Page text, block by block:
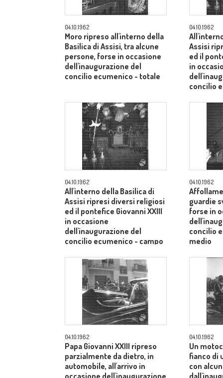
04.10.1962
Moro ripreso all'interno della
Basilica di Assisi, tra alcune
persone, forse in occasione
dell'inaugurazione del
concilio ecumenico - totale
04.10.1962
Assisi
ed il
in
concilio
04.10.1962
All'interno della Basilica di
Assisi ripresi diversi religiosi
ed il pontefice Giovanni XXIII
in occasione
dell'inaugurazione del
concilio ecumenico - campo
04.10.1962
guardie
forse in
concilio
medio
04.10.1962
Papa Giovanni XXIII ripreso
parzialmente da dietro, in
automobile, all'arrivo in
occasione dell'inaugurazione
04.10.1962
Un
fianco di
con